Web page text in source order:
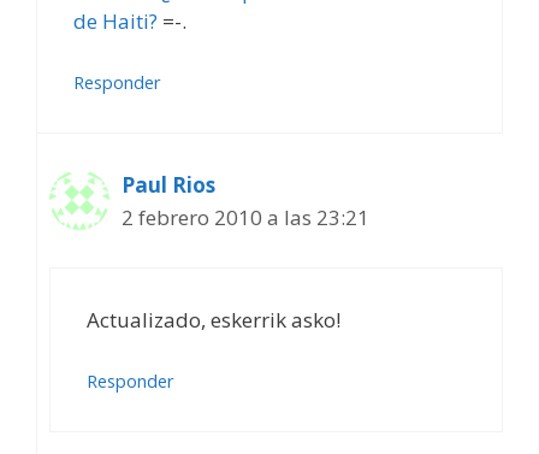
de Haiti? =-.
Responder
Paul Rios
2 febrero 2010 a las 23:21
Actualizado, eskerrik asko!
Responder